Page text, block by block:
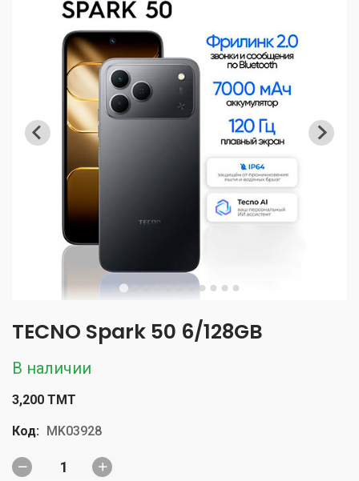
TECNO Spark 50 6/128GB
В наличии
3,200 TMT
Код: MK03928